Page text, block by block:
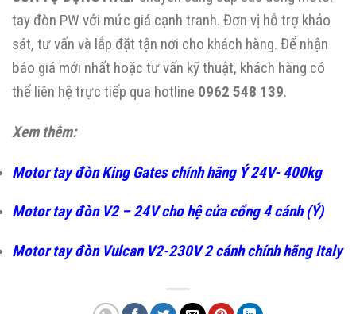
tay đòn PW với mức giá cạnh tranh. Đơn vị hỗ trợ khảo
sát, tư vấn và lắp đặt tận nơi cho khách hàng. Để nhận
báo giá mới nhất hoặc tư vấn kỹ thuật, khách hàng có
thể liên hệ trực tiếp qua hotline 0962 548 139.
Xem thêm:
Motor tay đòn King Gates chính hãng Ý 24V- 400kg
Motor tay đòn V2 – 24V cho hệ cửa cổng 4 cánh (Ý)
Motor tay đòn Vulcan V2-230V 2 cánh chính hãng Italy